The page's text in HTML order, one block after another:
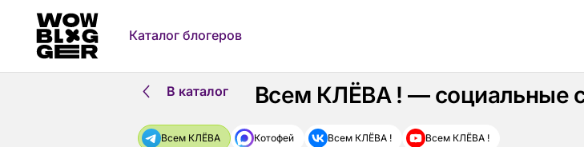
Каталог блогеров
В каталог Всем КЛЁВА ! — социальные
Всем КЛЁВА Котофей Всем КЛЁВА ! Всем КЛЁВА !